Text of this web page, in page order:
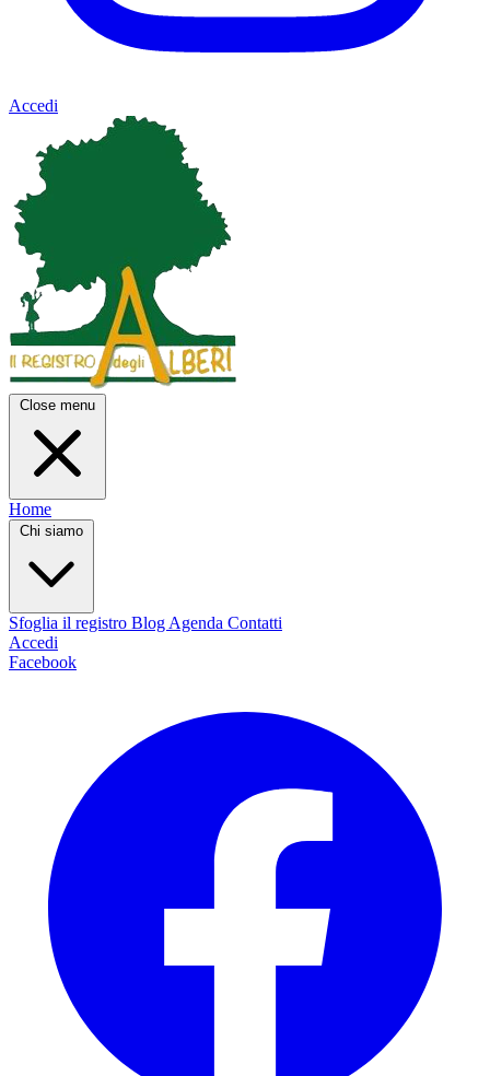
Accedi
Close menu
Home
Chi siamo
Sfoglia il registro Blog Agenda Contatti
Accedi
Facebook